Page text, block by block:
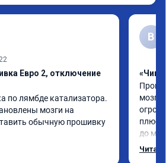
Евро 2, отключение
по лямбде катализатора.
мозги на
обычную прошивку
он направил исходный
В
«Чип
плюс
до
Когда